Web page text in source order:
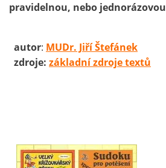
pravidelnou, nebo jednorázovou
autor: MUDr. Jiří Štefánek
zdroje: základní zdroje textů